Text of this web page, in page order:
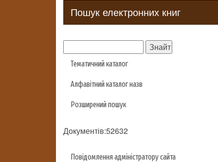
Пошук електронних книг
Тематичний каталог
Алфавітний каталог назв
Розширений пошук
Документів:52632
Повідомлення адміністратору сайта